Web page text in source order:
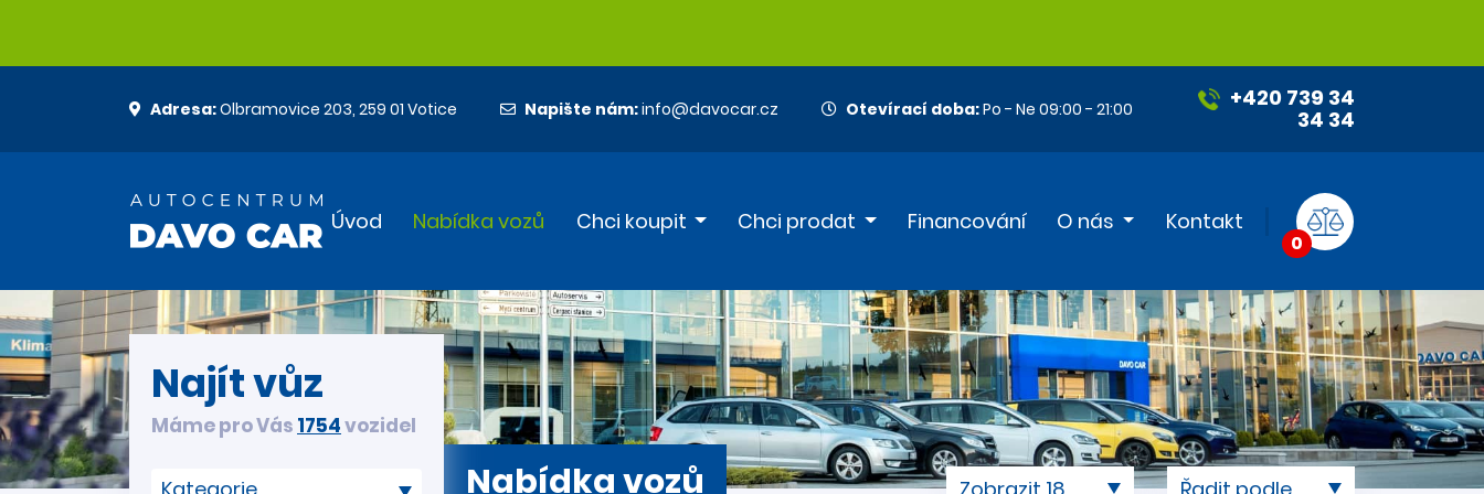
Adresa:Olbramovice 203, 259 01 Votice Napište nám:info@davocar.cz Otevírací doba:Po - Ne 09:00 - 21:00 +420 739 34
34 34
Úvod Nabídka vozů Chci koupit Chci prodat Financování O nás Kontakt
0
Nabídka vozů
Najít vůz
Máme pro Vás 1754vozidel